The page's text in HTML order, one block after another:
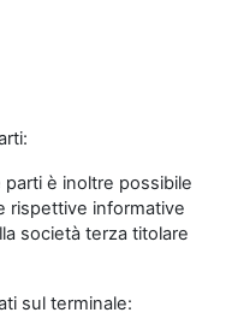
è inoltre possibile
rispettive informative
società terza titolare
sul terminale: